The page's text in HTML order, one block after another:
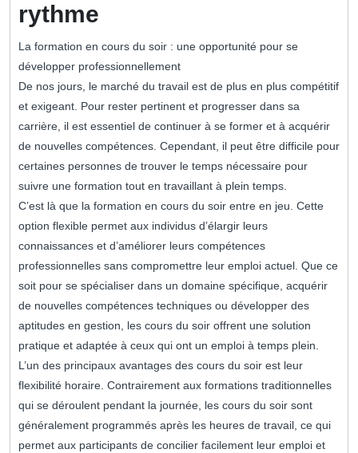
rythme
La formation en cours du soir : une opportunité pour se
développer professionnellement
De nos jours, le marché du travail est de plus en plus compétitif
et exigeant. Pour rester pertinent et progresser dans sa
carrière, il est essentiel de continuer à se former et à acquérir
de nouvelles compétences. Cependant, il peut être difficile pour
certaines personnes de trouver le temps nécessaire pour
suivre une formation tout en travaillant à plein temps.
C’est là que la formation en cours du soir entre en jeu. Cette
option flexible permet aux individus d’élargir leurs
connaissances et d’améliorer leurs compétences
professionnelles sans compromettre leur emploi actuel. Que ce
soit pour se spécialiser dans un domaine spécifique, acquérir
de nouvelles compétences techniques ou développer des
aptitudes en gestion, les cours du soir offrent une solution
pratique et adaptée à ceux qui ont un emploi à temps plein.
L’un des principaux avantages des cours du soir est leur
flexibilité horaire. Contrairement aux formations traditionnelles
qui se déroulent pendant la journée, les cours du soir sont
généralement programmés après les heures de travail, ce qui
permet aux participants de concilier facilement leur emploi et